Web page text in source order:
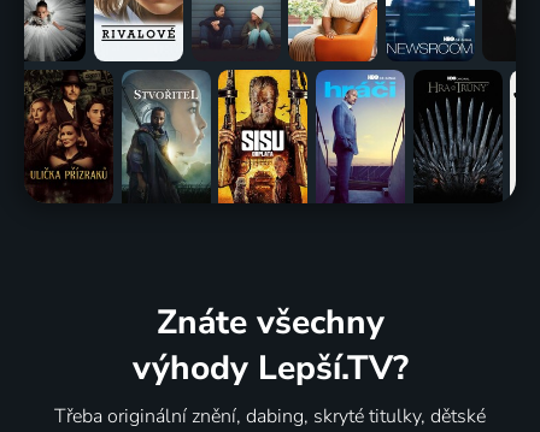
Znáte všechny
výhody Lepší.TV?
Třeba originální znění, dabing, skryté titulky, dětské